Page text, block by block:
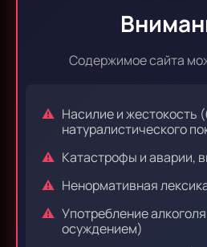
Содержимое сайта
Насилие и жестокость
натуралистического
Катастрофы и аварии,
Ненормативная
Употребление
осуждением)
Эпизод 13